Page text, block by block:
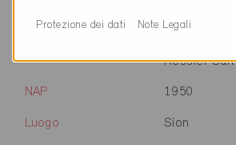
Rossier Sàrl
NAP 1950
Luogo Sion
Protezione dei dati Note Legali